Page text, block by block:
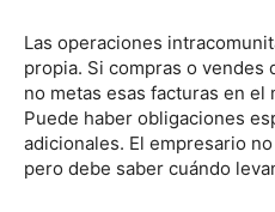
Las operaciones
propia. Si compras o vendes
no metas esas facturas en el
Puede haber obligaciones
adicionales. El empresario
pero debe saber cuándo